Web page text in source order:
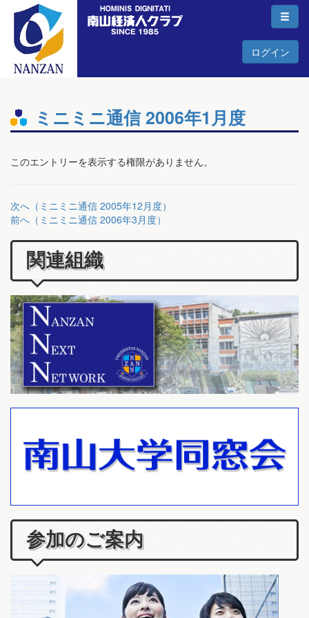
ログイン
ミニミニ通信 2006年1月度
このエントリーを表示する権限がありません。
次へ（ミニミニ通信 2005年12月度）
前へ（ミニミニ通信 2006年3月度）
関連組織
参加のご案内